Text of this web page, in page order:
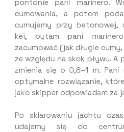
pontonie pani marinero.
cumowania, a potem
cumujemy przy betonowej,
kei, pytam pani
zacumować (jak długie
ze względu na skok pływu. A
zmienia się o 0,8–1 m. Pani
optymalne rozwiązanie,
jako skipper odpowiadam za
Po sklarowaniu jachtu
udajemy się do